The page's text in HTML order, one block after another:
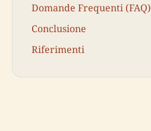
Domande Frequenti (FAQ)
Conclusione
Riferimenti